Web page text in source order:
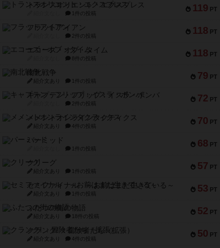
119 PT
トランスオリエント・エクスプレス
1件の投稿
118 PT
フラットアイアン
2件の投稿
118 PT
エコーズ・オブ・タイム
8件の投稿
79 PT
南北戦争
紹介文あり 1件の投稿
72 PT
キャプテン・フリップ：イスラ・ボンバ
2件の投稿
70 PT
メメントオンラインタクティクス
紹介文あり 4件の投稿
68 PT
パーミッド
1件の投稿
57 PT
クリーグ
紹介文あり 1件の投稿
53 PT
セミファイナル ～お前はまだ生きている～
紹介文あり 1件の投稿
52 PT
ふたつの街の物語
紹介文あり 18件の投稿
50 PT
クランク! ：冒険者たち（拡張）
紹介文あり 4件の投稿